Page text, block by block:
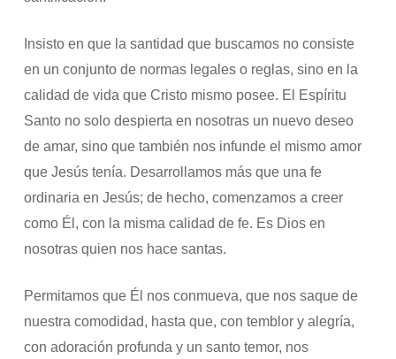
Insisto en que la santidad que buscamos no consiste
en un conjunto de normas legales o reglas, sino en la
calidad de vida que Cristo mismo posee. El Espíritu
Santo no solo despierta en nosotras un nuevo deseo
de amar, sino que también nos infunde el mismo amor
que Jesús tenía. Desarrollamos más que una fe
ordinaria en Jesús; de hecho, comenzamos a creer
como Él, con la misma calidad de fe. Es Dios en
nosotras quien nos hace santas.
Permitamos que Él nos conmueva, que nos saque de
nuestra comodidad, hasta que, con temblor y alegría,
con adoración profunda y un santo temor, nos